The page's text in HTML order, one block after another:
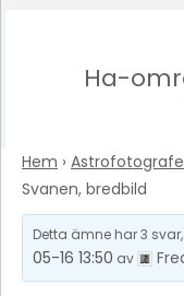
Ha-
Hem ›
Svanen, bredbild
Detta ämne har 3
05-16 13:50 av